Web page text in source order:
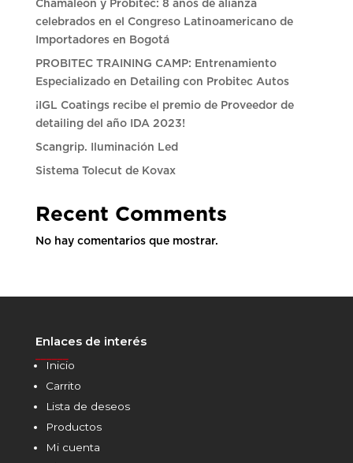
Chamäleon y Probitec: 8 años de alianza
celebrados en el Congreso Latinoamericano de
Importadores en Bogotá
PROBITEC TRAINING CAMP: Entrenamiento
Especializado en Detailing con Probitec Autos
¡IGL Coatings recibe el premio de Proveedor de
detailing del año IDA 2023!
Scangrip. Iluminación Led
Sistema Tolecut de Kovax
Recent Comments
No hay comentarios que mostrar.
Enlaces de interés
Inicio
Carrito
Lista de deseos
Productos
Mi cuenta